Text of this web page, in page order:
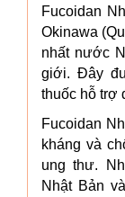
Fucoidan
Okinawa
nhất nước
giới. Đây
thuốc hỗ trợ
Fucoidan
kháng và
ung thư.
Nhật Bản